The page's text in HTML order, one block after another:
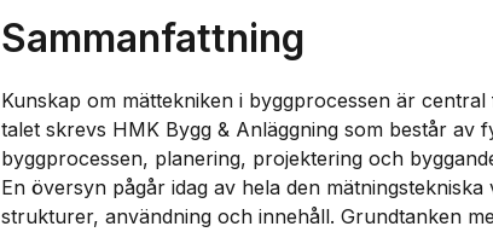
Sammanfattning
Kunskap om mättekniken i byggprocessen är
talet skrevs HMK Bygg & Anläggning som består av
byggprocessen, planering, projektering och
En översyn pågår idag av hela den
strukturer, användning och innehåll. Grundtanken